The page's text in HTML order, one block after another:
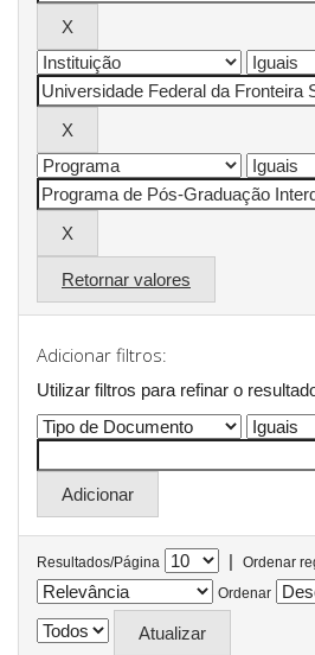
Retornar valores
Adicionar filtros:
Utilizar filtros para refinar o
Resultados/Página |
Ordenar
Ordenar